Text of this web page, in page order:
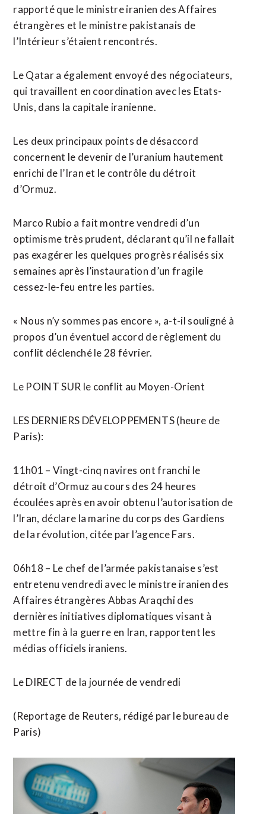
rapporté que le ministre iranien des Affaires
étrangères et le ministre pakistanais de
l’Intérieur s’étaient rencontrés.
Le Qatar a également envoyé des négociateurs,
qui travaillent en coordination avec les Etats-
Unis, dans la capitale iranienne.
Les ⁠deux principaux points de désaccord
concernent le devenir de ⁠l’uranium hautement
enrichi de l’Iran et le contrôle du détroit
d’Ormuz.
Marco Rubio a fait montre vendredi d’un
optimisme très prudent, déclarant qu’il ne fallait
pas exagérer les quelques progrès réalisés six
semaines ⁠après ‌l’instauration d’un fragile
cessez-le-feu entre les parties.
« Nous n’y sommes ⁠pas encore », a-t-il souligné à
propos d’un ​éventuel accord ​de règlement du
conflit déclenché le 28 février.
Le POINT SUR le ​conflit au Moyen-Orient
LES DERNIERS DÉVELOPPEMENTS (heure de
Paris):
11h01 – Vingt-cinq navires ont franchi le
détroit ‌d’Ormuz au cours ​des 24 heures
écoulées après en avoir obtenu l’autorisation de
l’Iran, ​déclare la marine du corps des Gardiens
de la révolution, citée par l’agence Fars.
06h18 – Le chef de l’armée pakistanaise s’est
entretenu vendredi avec le ministre iranien des
Affaires étrangères Abbas Araqchi des
dernières initiatives diplomatiques visant ⁠à
mettre fin à la guerre en Iran, rapportent les
médias officiels iraniens.
Le DIRECT de la ​journée de vendredi
(Reportage de Reuters, rédigé par ​le bureau de
Paris)